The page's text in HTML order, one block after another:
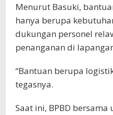
Menurut Basuki,
hanya berupa
dukungan personel
penanganan di
“Bantuan berupa
tegasnya.
Saat ini, BPBD